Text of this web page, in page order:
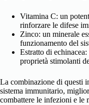
Vitamina C: un
rinforzare le difese
Zinco: un minerale
funzionamento del
Estratto di
proprietà stimolanti
La combinazione di questi
sistema immunitario,
combattere le infezioni e le